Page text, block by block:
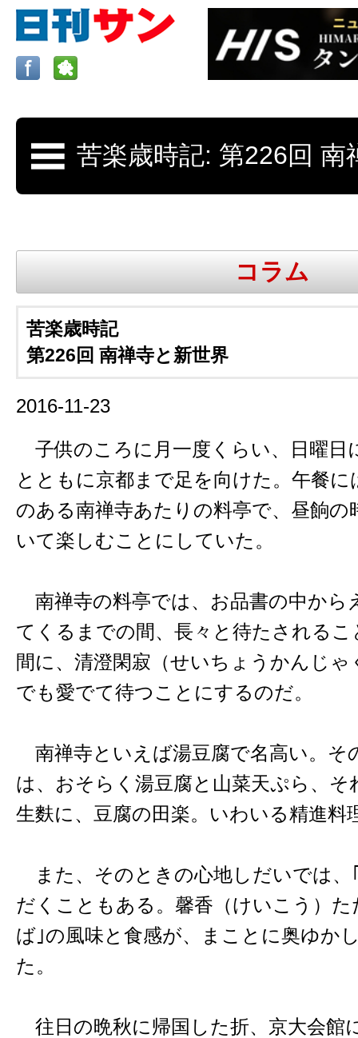
ロサンゼルスの求人、クラシファイド、地元情報など
日刊サンはロサンゼルスの日本語新
更新、求人、クラシファイドは毎週木
コラム
苦楽歳時記
第226回 南禅寺と新世界
2016-11-23
子供のころに月一度くらい、日曜日
とともに京都まで足を向けた。午餐
のある南禅寺あたりの料亭で、昼餉
いて楽しむことにしていた。
南禅寺の料亭では、お品書の中から
てくるまでの間、長々と待たされる
間に、清澄閑寂（せいちょうかんじ
でも愛でて待つことにするのだ。
南禅寺といえば湯豆腐で名高い。そ
は、おそらく湯豆腐と山菜天ぷら、
生麩に、豆腐の田楽。いわいる精進料
また、そのときの心地しだいでは、
だくこともある。馨香（けいこう）
ば｣の風味と食感が、まことに奥ゆか
た。
往日の晩秋に帰国した折、京大会館